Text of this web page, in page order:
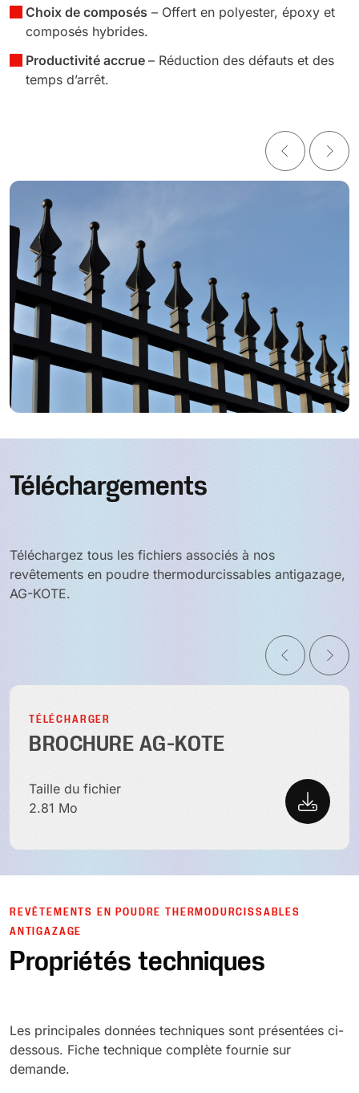
Choix de composés – Offert en polyester, époxy et
composés hybrides.
Productivité accrue – Réduction des défauts et des
temps d’arrêt.
Téléchargements
Téléchargez tous les fichiers associés à nos
revêtements en poudre thermodurcissables antigazage,
AG-KOTE.
TÉLÉCHARGER
BROCHURE AG-KOTE
Taille du fichier
2.81 Mo
REVÊTEMENTS EN POUDRE THERMODURCISSABLES
ANTIGAZAGE
Propriétés techniques
Les principales données techniques sont présentées ci-
dessous. Fiche technique complète fournie sur
demande.